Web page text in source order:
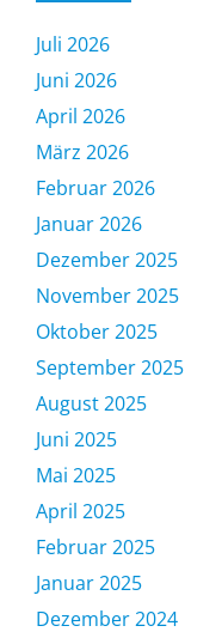
Juli 2026
Juni 2026
April 2026
März 2026
Februar 2026
Januar 2026
Dezember 2025
November 2025
Oktober 2025
September 2025
August 2025
Juni 2025
Mai 2025
April 2025
Februar 2025
Januar 2025
Dezember 2024